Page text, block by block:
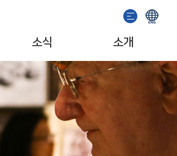
소식
기념관 소식
공지사항
이벤트
소개